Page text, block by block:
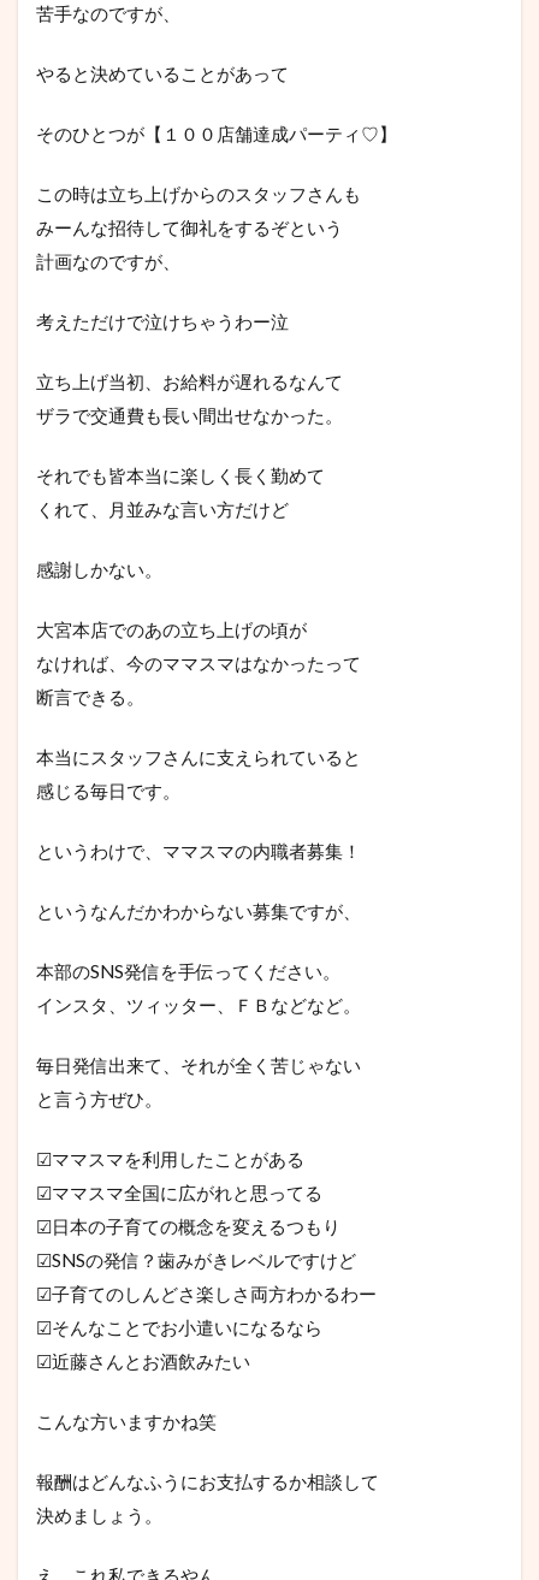
苦手なのですが、
やると決めていることがあって
そのひとつが【１００店舗達成パーティ♡】
この時は立ち上げからのスタッフさんも
みーんな招待して御礼をするぞという
計画なのですが、
考えただけで泣けちゃうわー泣
立ち上げ当初、お給料が遅れるなんて
ザラで交通費も長い間出せなかった。
それでも皆本当に楽しく長く勤めて
くれて、月並みな言い方だけど
感謝しかない。
大宮本店でのあの立ち上げの頃が
なければ、今のママスマはなかったって
断言できる。
本当にスタッフさんに支えられていると
感じる毎日です。
というわけで、ママスマの内職者募集！
というなんだかわからない募集ですが、
本部のSNS発信を手伝ってください。
インスタ、ツィッター、ＦＢなどなど。
毎日発信出来て、それが全く苦じゃない
と言う方ぜひ。
☑ママスマを利用したことがある
☑ママスマ全国に広がれと思ってる
☑日本の子育ての概念を変えるつもり
☑SNSの発信？歯みがきレベルですけど
☑子育てのしんどさ楽しさ両方わかるわー
☑そんなことでお小遣いになるなら
☑近藤さんとお酒飲みたい
こんな方いますかね笑
報酬はどんなふうにお支払するか相談して
決めましょう。
え、これ私できるやん。